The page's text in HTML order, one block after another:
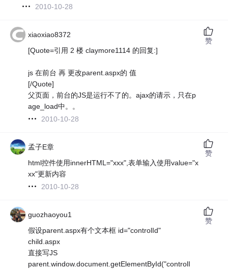
2010-10-28
xiaoxiao8372
[Quote=引用 2 楼 claymore1114 的回复:]
js 在前台 再 更改parent.aspx的 值
[/Quote]
父页面，前台的JS是运行不了的。ajax的请示，只在p
age_load中。。
2010-10-28
赞
孟子E章
html控件使用innerHTML="xxx",表单输入使用value="x
xx"更新内容
2010-10-28
赞
guozhaoyou1
假设parent.aspx有个文本框 id="controlId"
child.aspx
直接写JS
parent.window.document.getElementById("controlI
赞